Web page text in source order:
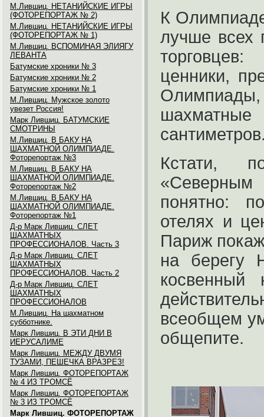
М.Лившиц. НЕТАНИЙСКИЕ ИГРЫ
(ФОТОРЕПОРТАЖ № 2)
М.Лившиц. НЕТАНИЙСКИЕ ИГРЫ
(ФОТОРЕПОРТАЖ № 1)
М.Лившиц. ВСПОМИНАЯ ЭЛИЯГУ
ЛЕВАНТА
Батумские хроники № 3
Батумские хроники № 2
Батумские хроники № 1
М.Лившиц. Мужское золото
увезет Россия!
Марк Лившиц. БАТУМСКИЕ
СМОТРИНЫ
М.Лившиц. В БАКУ НА
ШАХМАТНОЙ ОЛИМПИАДЕ.
Фоторепортаж №3
М.Лившиц. В БАКУ НА
ШАХМАТНОЙ ОЛИМПИАДЕ.
Фоторепортаж №2
М.Лившиц. В БАКУ НА
ШАХМАТНОЙ ОЛИМПИАДЕ.
Фоторепортаж №1
Д-р Марк Лившиц. СЛЕТ
ШАХМАТНЫХ
ПРОФЕССИОНАЛОВ. Часть 3
Д-р Марк Лившиц. СЛЕТ
ШАХМАТНЫХ
ПРОФЕССИОНАЛОВ. Часть 2
Д-р Марк Лившиц. СЛЕТ
ШАХМАТНЫХ
ПРОФЕССИОНАЛОВ
М.Лившиц. На шахматном
субботнике.
Марк Лившиц. В ЭТИ ДНИ В
ИЕРУСАЛИМЕ
Марк Лившиц. МЕЖДУ ДВУМЯ
ТУЗАМИ, ПЕШЕЧКА ВРАЗРЕЗ!
Марк Лившиц. ФОТОРЕПОРТАЖ
№ 4 ИЗ ТРОМСЁ
Марк Лившиц. ФОТОРЕПОРТАЖ
№ 3 ИЗ ТРОМСЁ
Марк Лившиц. ФОТОРЕПОРТАЖ
К
лучше всех
ценники,
Олимпиады,
Кстати,
понятно:
отелях и
Париж
на берегу
косвенный
всеобщем
общепите.